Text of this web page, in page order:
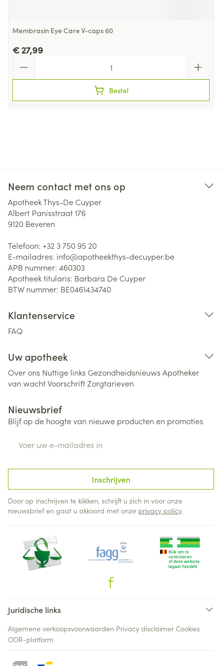
Membrasin Eye Care V-caps 60
€ 27,99
Bestel
Neem contact met ons op
Apotheek Thys-De Cuyper
Albert Panisstraat 176
9120 Beveren
Telefoon: +32 3 750 95 20
E-mailadres: info@apotheekthys-decuyper.be
APB nummer: 460303
Apotheek titularis: Barbara De Cuyper
BTW nummer: BE0461434740
Klantenservice
FAQ
Uw apotheek
Over ons Nuttige links Gezondheidsnieuws Apotheker
van wachtVoorschriftZorgtarieven
Nieuwsbrief
Blijf op de hoogte van nieuwe producten en promoties
Inschrijven
Door op inschrijven te klikken, schrijft u zich in voor onze
nieuwsbrief en gaat u akkoord met onze privacy policy.
Juridische links
Algemene verkoopsvoorwaarden Privacy disclaimer Cookies
ODR-platform